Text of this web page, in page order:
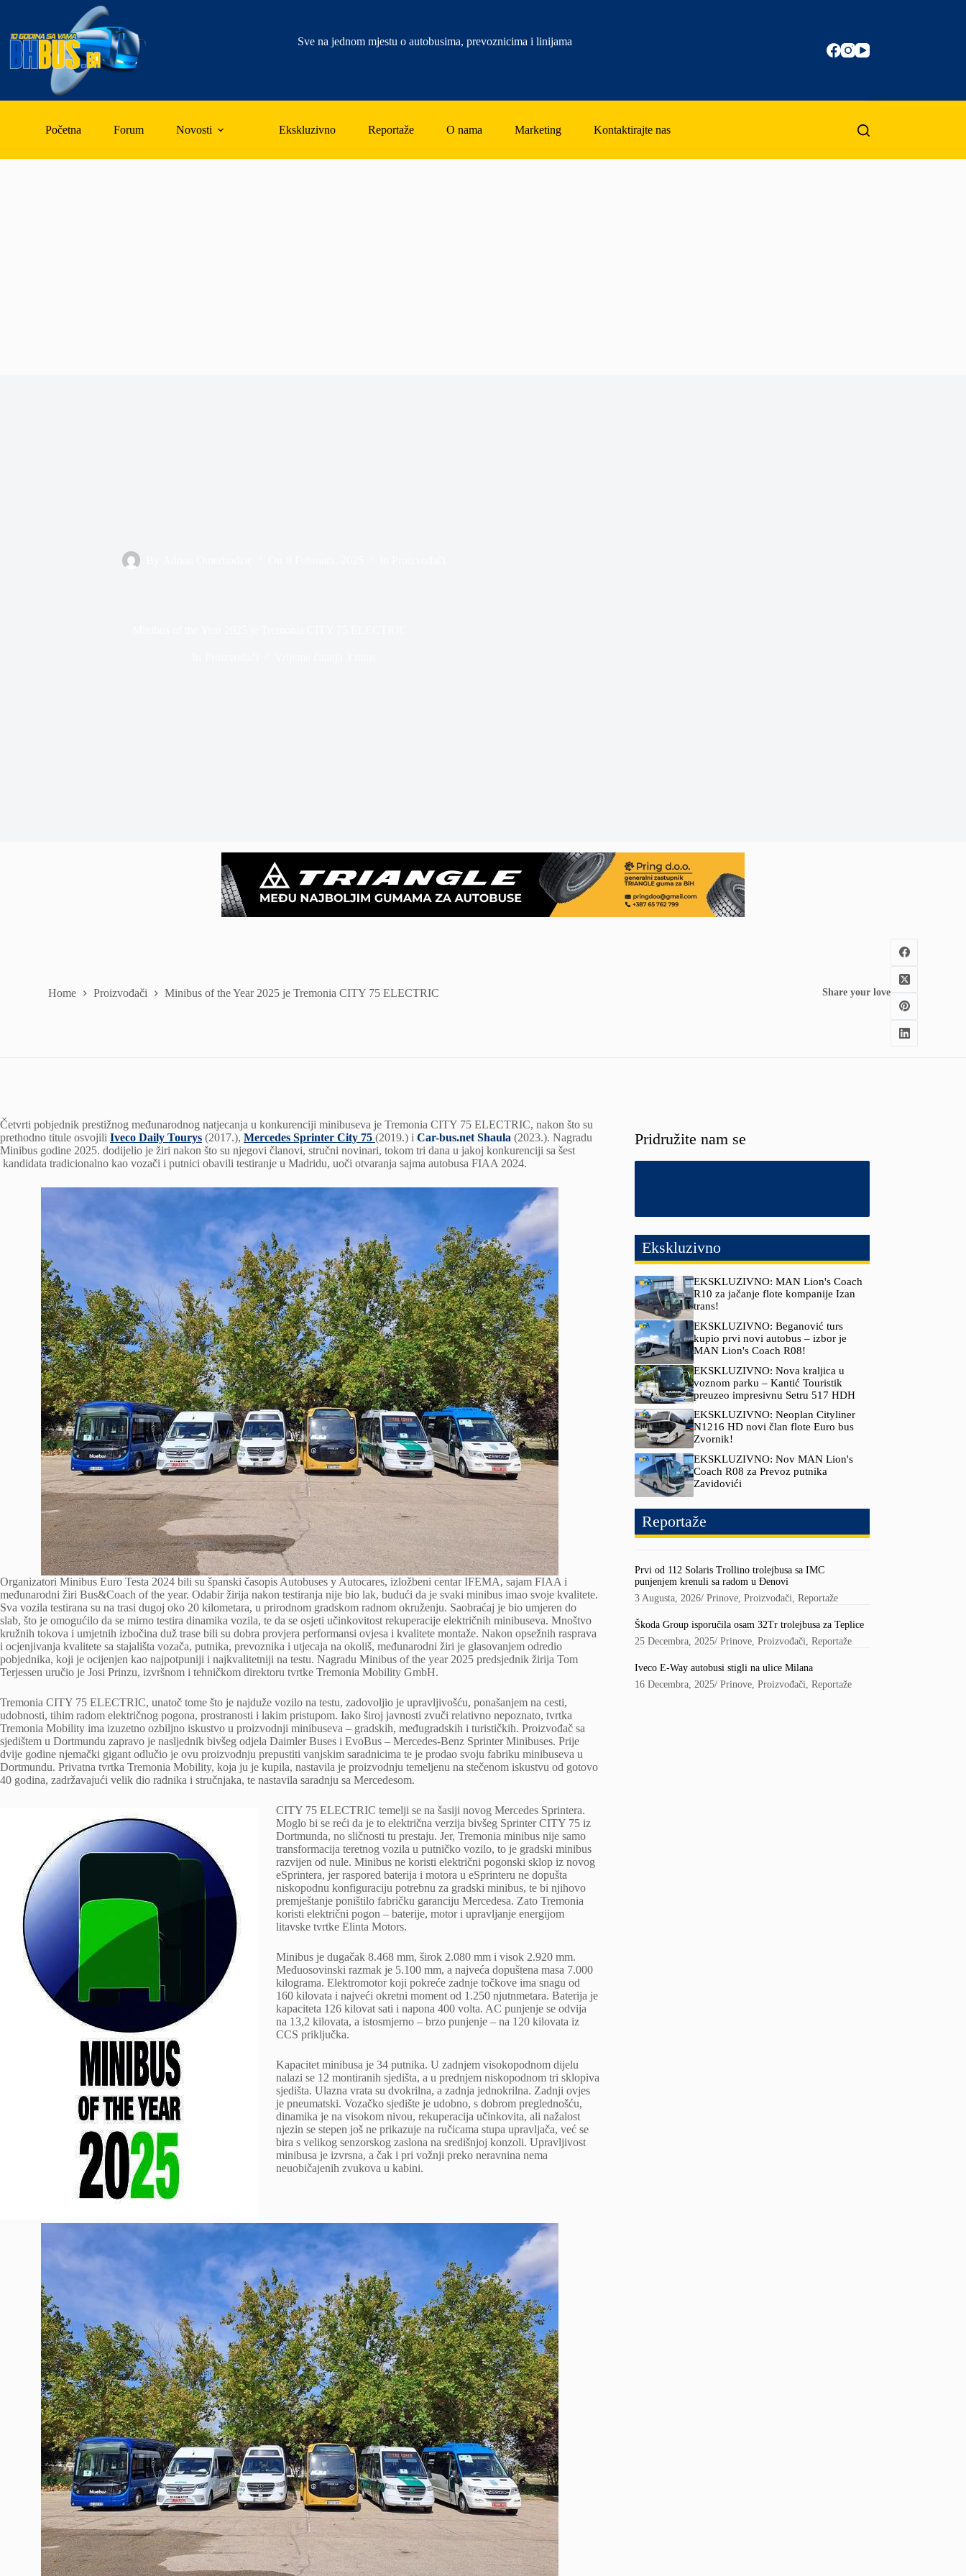
content
Sve na jednom mjestu o autobusima, prevoznicima i linijama
Početna Forum Novosti Ekskluzivno Reportaže O nama Marketing Kontaktirajte nas
Home Proizvođači Minibus of the Year 2025 je Tremonia CITY 75 ELECTRIC Share your love
Četvrti pobjednik prestižnog međunarodnog natjecanja u konkurenciji minibuseva je Tremonia CITY 75 ELECTRIC, nakon što su
prethodno titule osvojili Iveco Daily Tourys (2017.), Mercedes Sprinter City 75 (2019.) i Car-bus.net Shaula (2023.). Nagradu
Minibus godine 2025. dodijelio je žiri nakon što su njegovi članovi, stručni novinari, tokom tri dana u jakoj konkurenciji sa šest
kandidata tradicionalno kao vozači i putnici obavili testiranje u Madridu, uoči otvaranja sajma autobusa FIAA 2024.
Organizatori Minibus Euro Testa 2024 bili su španski časopis Autobuses y Autocares, izložbeni centar IFEMA, sajam FIAA i
međunarodni žiri Bus&Coach of the year. Odabir žirija nakon testiranja nije bio lak, budući da je svaki minibus imao svoje kvalitete.
Sva vozila testirana su na trasi dugoj oko 20 kilometara, u prirodnom gradskom radnom okruženju. Saobraćaj je bio umjeren do
slab, što je omogućilo da se mirno testira dinamika vozila, te da se osjeti učinkovitost rekuperacije električnih minibuseva. Mnoštvo
kružnih tokova i umjetnih izbočina duž trase bili su dobra provjera performansi ovjesa i kvalitete montaže. Nakon opsežnih rasprava
i ocjenjivanja kvalitete sa stajališta vozača, putnika, prevoznika i utjecaja na okoliš, međunarodni žiri je glasovanjem odredio
pobjednika, koji je ocijenjen kao najpotpuniji i najkvalitetniji na testu. Nagradu Minibus of the year 2025 predsjednik žirija Tom
Terjessen uručio je Josi Prinzu, izvršnom i tehničkom direktoru tvrtke Tremonia Mobility GmbH.
Tremonia CITY 75 ELECTRIC, unatoč tome što je najduže vozilo na testu, zadovoljio je upravljivošću, ponašanjem na cesti,
udobnosti, tihim radom električnog pogona, prostranosti i lakim pristupom. Iako široj javnosti zvuči relativno nepoznato, tvrtka
Tremonia Mobility ima izuzetno ozbiljno iskustvo u proizvodnji minibuseva – gradskih, međugradskih i turističkih. Proizvođač sa
sjedištem u Dortmundu zapravo je nasljednik bivšeg odjela Daimler Buses i EvoBus – Mercedes-Benz Sprinter Minibuses. Prije
dvije godine njemački gigant odlučio je ovu proizvodnju prepustiti vanjskim saradnicima te je prodao svoju fabriku minibuseva u
Dortmundu. Privatna tvrtka Tremonia Mobility, koja ju je kupila, nastavila je proizvodnju temeljenu na stečenom iskustvu od gotovo
40 godina, zadržavajući velik dio radnika i stručnjaka, te nastavila saradnju sa Mercedesom.
CITY 75 ELECTRIC temelji se na šasiji novog Mercedes Sprintera.
Moglo bi se reći da je to električna verzija bivšeg Sprinter CITY 75 iz
Dortmunda, no sličnosti tu prestaju. Jer, Tremonia minibus nije samo
transformacija teretnog vozila u putničko vozilo, to je gradski minibus
razvijen od nule. Minibus ne koristi električni pogonski sklop iz novog
eSprintera, jer raspored baterija i motora u eSprinteru ne dopušta
niskopodnu konfiguraciju potrebnu za gradski minibus, te bi njihovo
premještanje poništilo fabričku garanciju Mercedesa. Zato Tremonia
koristi električni pogon – baterije, motor i upravljanje energijom
litavske tvrtke Elinta Motors.
Minibus je dugačak 8.468 mm, širok 2.080 mm i visok 2.920 mm.
Međuosovinski razmak je 5.100 mm, a najveća dopuštena masa 7.000
kilograma. Elektromotor koji pokreće zadnje točkove ima snagu od
160 kilovata i najveći okretni moment od 1.250 njutnmetara. Baterija je
kapaciteta 126 kilovat sati i napona 400 volta. AC punjenje se odvija
na 13,2 kilovata, a istosmjerno – brzo punjenje – na 120 kilovata iz
CCS priključka.
Kapacitet minibusa je 34 putnika. U zadnjem visokopodnom dijelu
nalazi se 12 montiranih sjedišta, a u prednjem niskopodnom tri sklopiva
sjedišta. Ulazna vrata su dvokrilna, a zadnja jednokrilna. Zadnji ovjes
je pneumatski. Vozačko sjedište je udobno, s dobrom preglednošću,
dinamika je na visokom nivou, rekuperacija učinkovita, ali nažalost
njezin se stepen još ne prikazuje na ručicama stupa upravljača, već se
bira s velikog senzorskog zaslona na središnjoj konzoli. Upravljivost
minibusa je izvrsna, a čak i pri vožnji preko neravnina nema
neuobičajenih zvukova u kabini.
Pridružite nam se
Ekskluzivno
EKSKLUZIVNO: MAN Lion's Coach
R10 za jačanje flote kompanije Izan
trans!
EKSKLUZIVNO: Beganović turs
kupio prvi novi autobus – izbor je
MAN Lion's Coach R08!
EKSKLUZIVNO: Nova kraljica u
voznom parku – Kantić Touristik
preuzeo impresivnu Setru 517 HDH
EKSKLUZIVNO: Neoplan Cityliner
N1216 HD novi član flote Euro bus
Zvornik!
EKSKLUZIVNO: Nov MAN Lion's
Coach R08 za Prevoz putnika
Zavidovići
Reportaže
Prvi od 112 Solaris Trollino trolejbusa sa IMC
punjenjem krenuli sa radom u Đenovi
3 Augusta, 2026/Prinove,Proizvođači,Reportaže
Škoda Group isporučila osam 32Tr trolejbusa za Teplice
25 Decembra, 2025/Prinove,Proizvođači,Reportaže
Iveco E-Way autobusi stigli na ulice Milana
16 Decembra, 2025/Prinove,Proizvođači,Reportaže